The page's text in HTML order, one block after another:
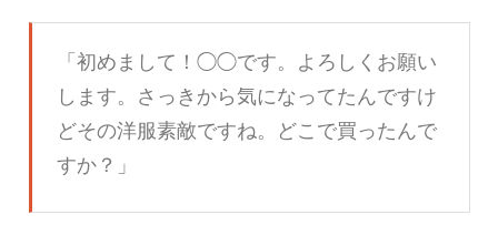
「初めまして！◯◯です。よろしくお願い
します。さっきから気になってたんですけ
どその洋服素敵ですね。どこで買ったんで
すか？」